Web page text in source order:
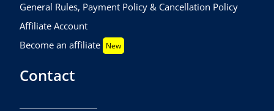
General Rules, Payment Policy & Cancellation Policy
Affiliate Account
Become an affiliate New
Contact